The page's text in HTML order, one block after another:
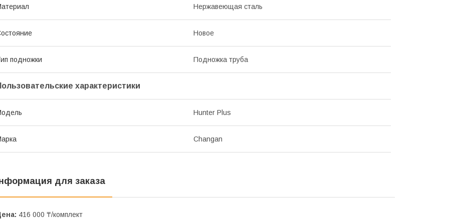
Нержавеющая сталь
Новое
подножки Подножка труба
характеристики
Hunter Plus
Changan
для заказа
416 000 ₸/комплект